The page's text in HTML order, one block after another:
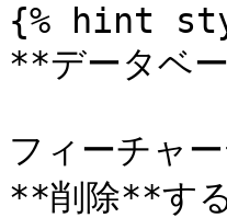
{% hint
**データベ
フィーチャ
**削除**する